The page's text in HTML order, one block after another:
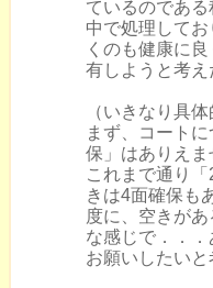
ているのであ
中で処理して
くのも健康に
有しようと考え
（いきなり具
まず、コート
保」はありえま
これまで通り
きは4面確保も
度に、空きが
な感じで．．
お願いしたいと